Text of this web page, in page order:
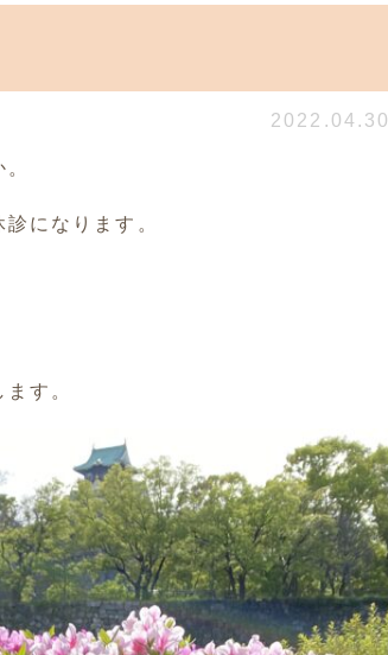
2022.04.30
になります。
す。